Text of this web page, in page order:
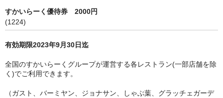
【販売】図書カード・クオカード
【販売】商品券・食品券・その他
【販売】テーマパーク・野球・映画・お風呂
すかいらーく優待券 2000円
(1224)
有効期限2023年9月30日迄
全国のすかいらーくグループが運営する各レストラン(一部店舗を除
く)でご利用できます。
（ガスト、バーミヤン、ジョナサン、しゃぶ葉、グラッチェガーデ